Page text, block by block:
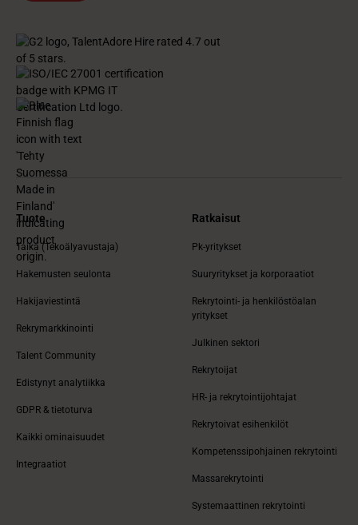
Tuote
Taika (Tekoälyavustaja)
Hakemusten seulonta
Hakijaviestintä
Rekrymarkkinointi
Talent Community
Edistynyt analytiikka
GDPR & tietoturva
Kaikki ominaisuudet
Integraatiot
Ratkaisut
Pk-yritykset
Suuryritykset ja korporaatiot
Rekrytointi- ja henkilöstöalan
yritykset
Julkinen sektori
Rekrytoijat
HR- ja rekrytointijohtajat
Rekrytoivat esihenkilöt
Kompetenssipohjainen rekrytointi
Massarekrytointi
Systemaattinen rekrytointi